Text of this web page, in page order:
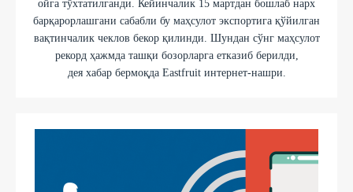
ойга тўхтатилганди. Кейинчалик 15 мартдан бошлаб нарх
барқарорлашгани сабабли бу маҳсулот экспортига қўйилган
вақтинчалик чеклов бекор қилинди. Шундан сўнг маҳсулот
рекорд ҳажмда ташқи бозорларга етказиб берилди,
дея хабар бермоқда Eastfruit интернет-нашри.